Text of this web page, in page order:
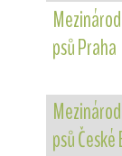
psů Praha
psů